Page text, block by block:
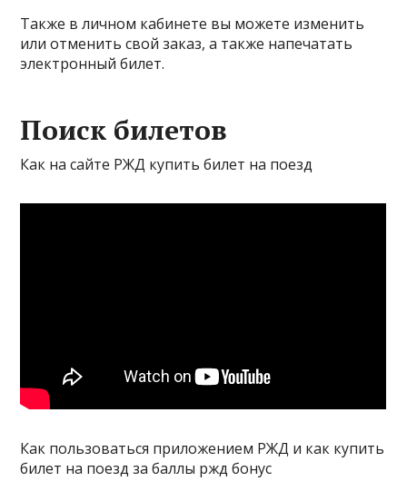
Также в личном кабинете вы можете изменить
или отменить свой заказ, а также напечатать
электронный билет.
Поиск билетов
Как на сайте РЖД купить билет на поезд
Как пользоваться приложением РЖД и как купить
билет на поезд за баллы ржд бонус